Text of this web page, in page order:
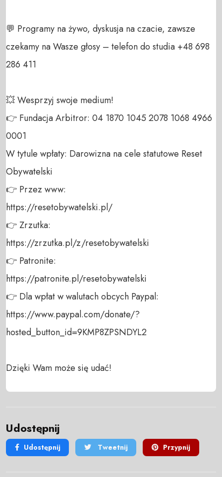
💬 Programy na żywo, dyskusja na czacie, zawsze
czekamy na Wasze głosy – telefon do studia +48 698
286 411
💥 Wesprzyj swoje medium!
👉 Fundacja Arbitror: 04 1870 1045 2078 1068 4966
0001
W tytule wpłaty: Darowizna na cele statutowe Reset
Obywatelski
👉 Przez www:
https://resetobywatelski.pl/
👉 Zrzutka:
https://zrzutka.pl/z/resetobywatelski
👉 Patronite:
https://patronite.pl/resetobywatelski
👉 Dla wpłat w walutach obcych Paypal:
https://www.paypal.com/donate/?
hosted_button_id=9KMP8ZPSNDYL2
Dzięki Wam może się udać!
Udostępnij
Udostępnij Tweetnij Przypnij